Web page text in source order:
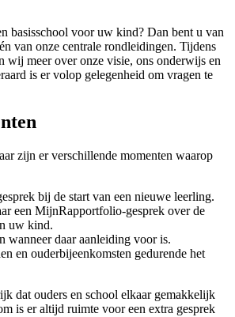
basisschool voor uw kind? Dan bent u van
van onze centrale rondleidingen. Tijdens
wij meer over onze visie, ons onderwijs en
is er volop gelegenheid om vragen te
zijn er verschillende momenten waarop
bij de start van een nieuwe leerling.
een MijnRapportfolio-gesprek over de
uw kind.
wanneer daar aanleiding voor is.
en ouderbijeenkomsten gedurende het
dat ouders en school elkaar gemakkelijk
is er altijd ruimte voor een extra gesprek